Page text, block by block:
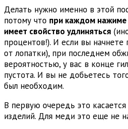
Делать нужно именно в этой
потому что при каждом нажиме
имеет свойство удлиняться
процентов!). И если вы начнете
от лопатки), при последнем
вероятностью, у вас в конце
пустота. И вы не добьетесь
был необходим.
В первую очередь это
изделий. Для меди это еще не